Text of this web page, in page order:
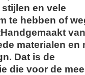
en vele
te hebben of
materialen en
Dat is de
die voor de